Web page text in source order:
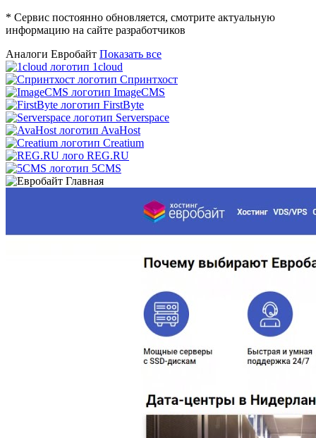
* Сервис постоянно обновляется, смотрите актуальную
информацию на сайте разработчиков
Аналоги Евробайт Показать все
1cloud
Спринтхост
ImageCMS
FirstByte
Serverspace
AvaHost
Creatium
REG.RU
5CMS